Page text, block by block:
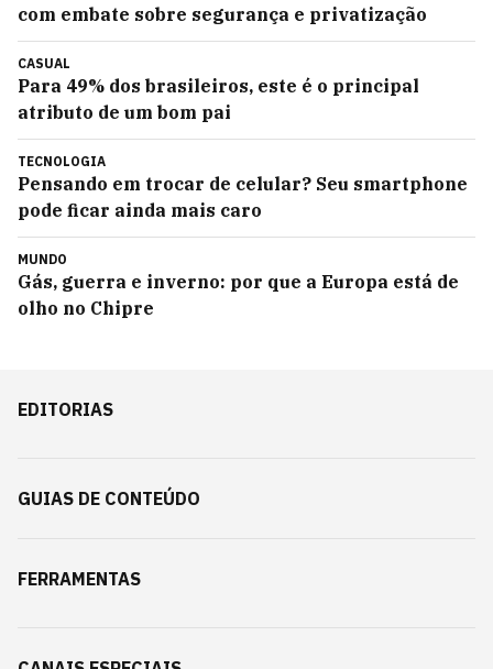
com embate sobre segurança e privatização
CASUAL
Para 49% dos brasileiros, este é o principal
atributo de um bom pai
TECNOLOGIA
Pensando em trocar de celular? Seu smartphone
pode ficar ainda mais caro
MUNDO
Gás, guerra e inverno: por que a Europa está de
olho no Chipre
EDITORIAS
GUIAS DE CONTEÚDO
FERRAMENTAS